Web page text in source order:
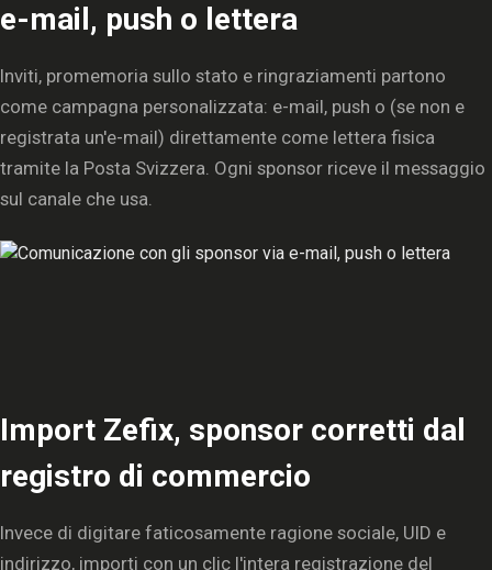
e-mail, push o lettera
Inviti, promemoria sullo stato e ringraziamenti partono
come campagna personalizzata: e-mail, push o (se non e
registrata un'e-mail) direttamente come lettera fisica
tramite la Posta Svizzera. Ogni sponsor riceve il messaggio
sul canale che usa.
Import Zefix, sponsor corretti dal
registro di commercio
Invece di digitare faticosamente ragione sociale, UID e
indirizzo, importi con un clic l'intera registrazione del